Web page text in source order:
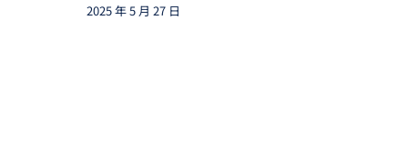
2025 年 5 月 27 日